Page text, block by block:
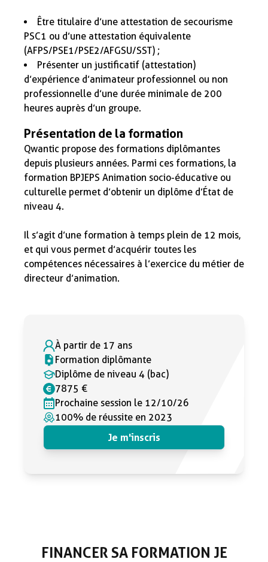
Être titulaire d’une attestation de secourisme
PSC1 ou d’une attestation équivalente
(AFPS/PSE1/PSE2/AFGSU/SST) ;
Présenter un justificatif (attestation)
d’expérience d’animateur professionnel ou non
professionnelle d’une durée minimale de 200
heures auprès d’un groupe.
Présentation de la formation
Qwantic propose des formations diplômantes
depuis plusieurs années. Parmi ces formations, la
formation BPJEPS Animation socio-éducative ou
culturelle permet d’obtenir un diplôme d’État de
niveau 4.
Il s’agit d’une formation à temps plein de 12 mois,
et qui vous permet d’acquérir toutes les
compétences nécessaires à l’exercice du métier de
directeur d’animation.
À partir de 17 ans
Formation diplômante
Diplôme de niveau 4 (bac)
7875 €
Prochaine session le 12/10/26
100% de réussite en 2023
Je m'inscris
FINANCER SA FORMATION JE